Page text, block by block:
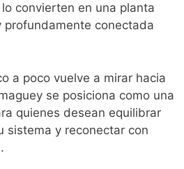
convierten en una planta
profundamente conectada
a poco vuelve a mirar hacia
se posiciona como una
quienes desean equilibrar
sistema y reconectar con